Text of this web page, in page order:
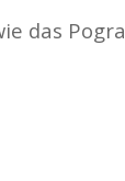
das